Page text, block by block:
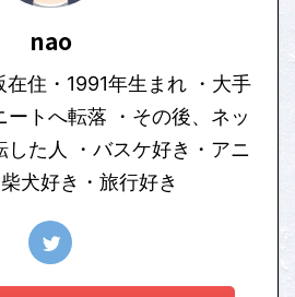
nao
在住・1991年生まれ ・大手
ートへ転落 ・その後、ネッ
した人 ・バスケ好き・アニ
犬好き・旅行好き